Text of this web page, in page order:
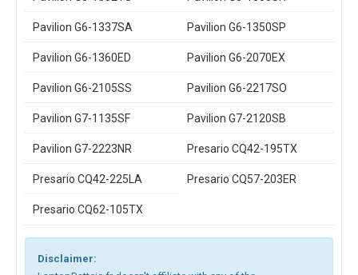
Pavilion G6-1337SA Pavilion G6-1350SP
Pavilion G6-1360ED Pavilion G6-2070EX
Pavilion G6-2105SS Pavilion G6-2217SO
Pavilion G7-1135SF Pavilion G7-2120SB
Pavilion G7-2223NR Presario CQ42-195TX
Presario CQ42-225LA Presario CQ57-203ER
Presario CQ62-105TX
Disclaimer: